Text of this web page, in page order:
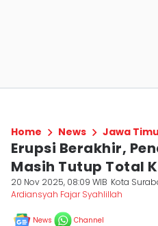
Home News Jawa
Erupsi Berakhir,
Masih Tutup Total
20 Nov 2025, 08:09 WIB Kota
Ardiansyah Fajar Syahlillah
News Channel